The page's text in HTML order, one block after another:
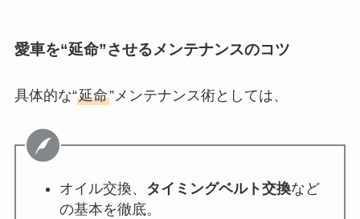
愛車を“延命”させるメンテナンスのコツ
具体的な“延命”メンテナンス術としては、
オイル交換、 タイミングベルト交換など
の基本を徹底。